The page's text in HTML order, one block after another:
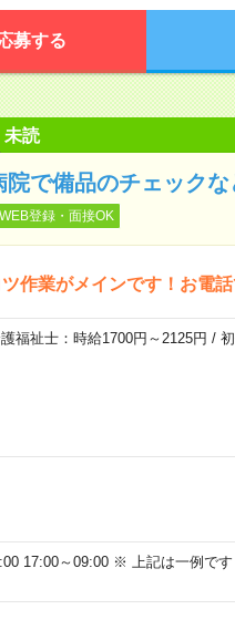
募する
未読
院で備品のチェックな
WEB登録・面接OK
作業がメインです！お電話
福祉士：時給1700円～2125円 /
17:00～09:00 ※ 上記は一例で